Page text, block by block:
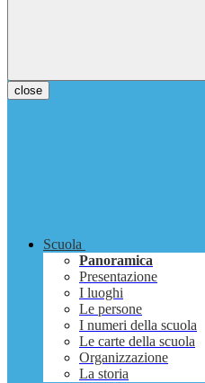
close
Scuola
Panoramica
Presentazione
I luoghi
Le persone
I numeri della scuola
Le carte della scuola
Organizzazione
La storia